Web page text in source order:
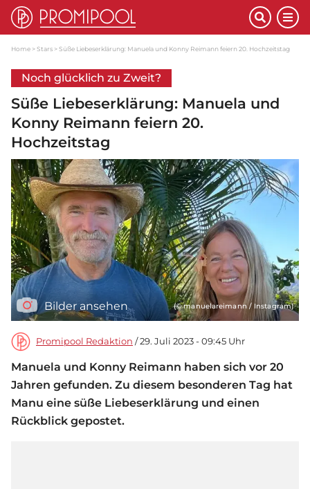
Home Stars Süße Liebeserklärung: Manuela und Konny Reimann feiern 20. Hochzeitstag
Noch glücklich zu Zweit?
Süße Liebeserklärung: Manuela und
Konny Reimann feiern 20.
Hochzeitstag
Bilder ansehen (© manuelareimann / Instagram)
Promipool Redaktion / 29. Juli 2023 - 09:45 Uhr
Manuela und Konny Reimann haben sich vor 20
Jahren gefunden. Zu diesem besonderen Tag hat
Manu eine süße Liebeserklärung und einen
Rückblick gepostet.